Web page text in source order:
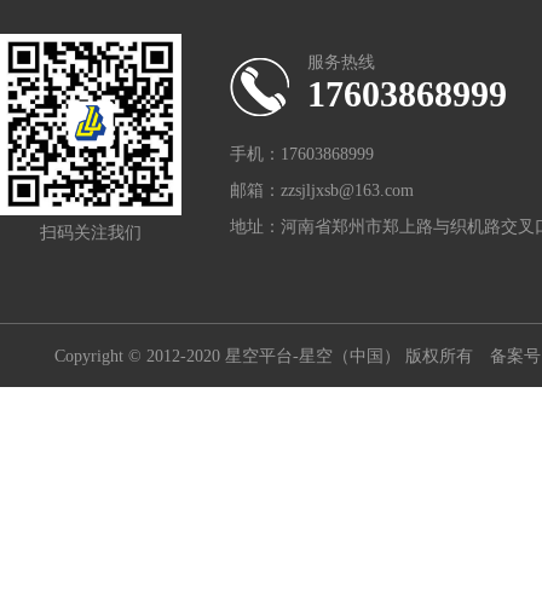
扫码关注我们
服务热线
17603868999
手机：17603868999
邮箱：zzsjljxsb@163.com
地址：河南省郑州市郑上路与织机路交叉
Copyright © 2012-2020 星空平台-星空（中国） 版权所有 备案